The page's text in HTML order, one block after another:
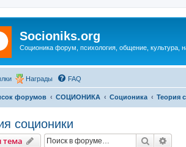
Socioniks.org
Соционика форум, психология, общение, культура,
Награды FAQ
форумов СОЦИОНИКА Соционика Теория
соционики
тема Поиск